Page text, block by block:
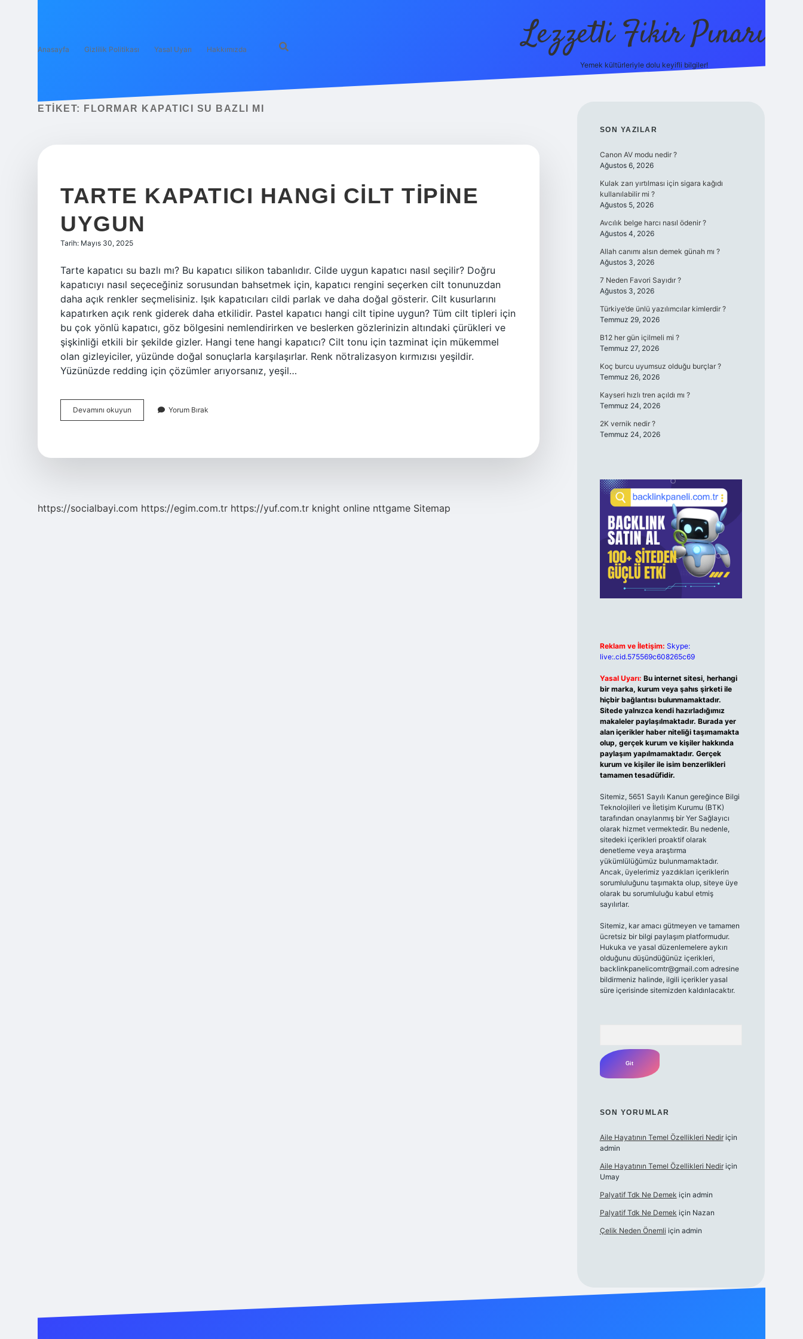
Anasayfa Gizlilik Politikası Yasal Uyarı Hakkımızda Lezzetli Fikir Pınarı
Yemek kültürleriyle dolu keyifli bilgiler!
ETIKET: FLORMAR KAPATICI SU BAZLI MI
TARTE KAPATICI HANGI CILT TIPINE
UYGUN
Tarih: Mayıs 30, 2025
Tarte kapatıcı su bazlı mı? Bu kapatıcı silikon tabanlıdır. Cilde uygun kapatıcı nasıl seçilir? Doğru
kapatıcıyı nasıl seçeceğiniz sorusundan bahsetmek için, kapatıcı rengini seçerken cilt tonunuzdan
daha açık renkler seçmelisiniz. Işık kapatıcıları cildi parlak ve daha doğal gösterir. Cilt kusurlarını
kapatırken açık renk giderek daha etkilidir. Pastel kapatıcı hangi cilt tipine uygun? Tüm cilt tipleri için
bu çok yönlü kapatıcı, göz bölgesini nemlendirirken ve beslerken gözlerinizin altındaki çürükleri ve
şişkinliği etkili bir şekilde gizler. Hangi tene hangi kapatıcı? Cilt tonu için tazminat için mükemmel
olan gizleyiciler, yüzünde doğal sonuçlarla karşılaşırlar. Renk nötralizasyon kırmızısı yeşildir.
Yüzünüzde redding için çözümler arıyorsanız, yeşil…
Devamını okuyun
Kapatıcı
Yorum Bırak
https://socialbayi.com https://egim.com.tr https://yuf.com.tr knight online nttgame Sitemap
SIDEBAR
SON YAZILAR
Canon AV modu nedir ?
Ağustos 6, 2026
Kulak zarı yırtılması için sigara kağıdı
kullanılabilir mi ?
Ağustos 5, 2026
Avcılık belge harcı nasıl ödenir ?
Ağustos 4, 2026
Allah canımı alsın demek günah mı ?
Ağustos 3, 2026
7 Neden Favori Sayıdır ?
Ağustos 3, 2026
Türkiye’de ünlü yazılımcılar kimlerdir ?
Temmuz 29, 2026
B12 her gün içilmeli mi ?
Temmuz 27, 2026
Koç burcu uyumsuz olduğu burçlar ?
Temmuz 26, 2026
Kayseri hızlı tren açıldı mı ?
Temmuz 24, 2026
2K vernik nedir ?
Temmuz 24, 2026
Reklam ve İletişim: Skype:
live:.cid.575569c608265c69
Yasal Uyarı: Bu internet sitesi, herhangi
bir marka, kurum veya şahıs şirketi ile
hiçbir bağlantısı bulunmamaktadır.
Sitede yalnızca kendi hazırladığımız
makaleler paylaşılmaktadır. Burada yer
alan içerikler haber niteliği taşımamakta
olup, gerçek kurum ve kişiler hakkında
paylaşım yapılmamaktadır. Gerçek
kurum ve kişiler ile isim benzerlikleri
tamamen tesadüfidir.
Sitemiz, 5651 Sayılı Kanun gereğince Bilgi
Teknolojileri ve İletişim Kurumu (BTK)
tarafından onaylanmış bir Yer Sağlayıcı
olarak hizmet vermektedir. Bu nedenle,
sitedeki içerikleri proaktif olarak
denetleme veya araştırma
yükümlülüğümüz bulunmamaktadır.
Ancak, üyelerimiz yazdıkları içeriklerin
sorumluluğunu taşımakta olup, siteye üye
olarak bu sorumluluğu kabul etmiş
sayılırlar.
Sitemiz, kar amacı gütmeyen ve tamamen
ücretsiz bir bilgi paylaşım platformudur.
Hukuka ve yasal düzenlemelere aykırı
olduğunu düşündüğünüz içerikleri,
backlinkpanelicomtr@gmail.comadresine
bildirmeniz halinde, ilgili içerikler yasal
süre içerisinde sitemizden kaldırılacaktır.
SON YORUMLAR
Aile Hayatının Temel Özellikleri Nediriçin
admin
Aile Hayatının Temel Özellikleri Nediriçin
Umay
Palyatif Tdk Ne Demek için admin
Palyatif Tdk Ne Demek için Nazan
Çelik Neden Önemli için admin